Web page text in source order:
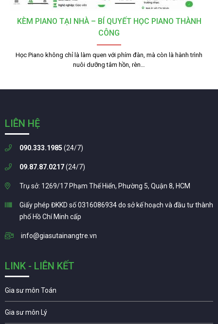
KÈM PIANO TẠI NHÀ – BÍ QUYẾT HỌC PIANO THÀNH
CÔNG
Học Piano không chỉ là làm quen với phím đàn, mà còn là hành trình
nuôi dưỡng tâm hồn, rèn…
LIÊN HỆ
090.333.1985 (24/7)
09.87.87.0217(24/7)
Trụ sở: 1269/17 Phạm Thế Hiển, Phường 5, Quận 8, HCM
Giấy phép ĐKKD số 0316086934 do sở kế hoạch và đầu tư thành
phố Hồ Chí Minh cấp
info@giasutainangtre.vn
LINK - LIÊN KẾT
Gia sư môn Toán
Gia sư môn Lý